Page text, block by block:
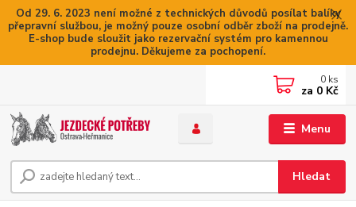
Od 29. 6. 2023 není možné z technických důvodů posílat balíky
přepravní službou, je možný pouze osobní odběr zboží na prodejně.
E-shop bude sloužit jako rezervační systém pro kamennou
prodejnu. Děkujeme za pochopení.
Menu
Hledat
0 ks
za 0 Kč